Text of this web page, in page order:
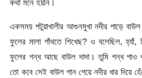
কথা মনে হয়নি।
একসময় পটুয়াখালীর আগুনমুখা নদীর পাড়ে
ফুলের মালা গাঁথতে শিখেছ? ও বলেছিল, হ্যাঁ,
ফুলের গন্ধ আছে বাউল দাদা। তুমি গন্ধ পাও
তো কবে সেই বাউল গান গেয়ে নদীর ধার